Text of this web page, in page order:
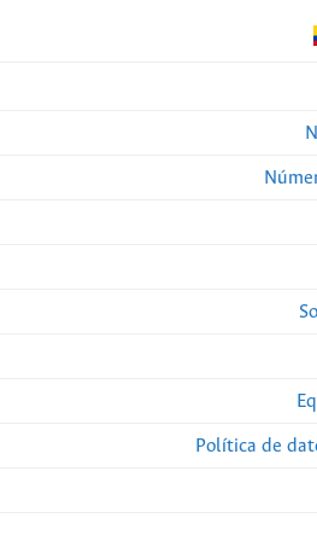
Política de